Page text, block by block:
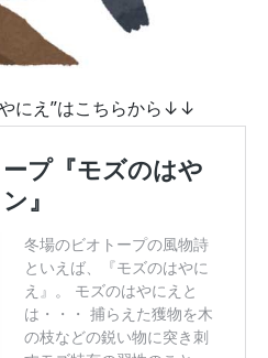
にえ”はこちらから↓↓